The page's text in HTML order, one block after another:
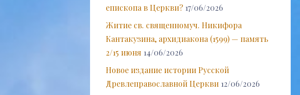
епископа в Церкви? 17/06/2026
Житие св. священномуч. Никифора
Кантакузина, архидиакона (1599) — память
2/15 июня 14/06/2026
Новое издание истории Русской
Древлеправославной Церкви 12/06/2026